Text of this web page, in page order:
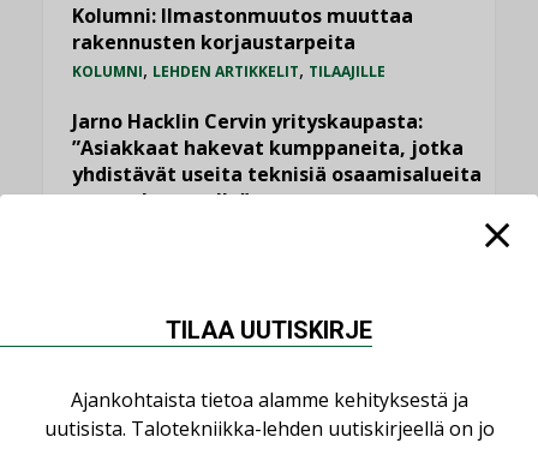
Kolumni: Ilmastonmuutos muuttaa
rakennusten korjaustarpeita
KOLUMNI, LEHDEN ARTIKKELIT, TILAAJILLE
Jarno Hacklin Cervin yrityskaupasta:
”Asiakkaat hakevat kumppaneita, jotka
yhdistävät useita teknisiä osaamisalueita
saman katon alle”
AJANKOHTAISTA,TILAAJILLE
vakiinnuttavat asemansa taloyhtiöissä
LEHDEN ARTIKKELIT,TILAAJILLE
TILAA UUTISKIRJE
Ajankohtaista tietoa alamme kehityksestä ja
uutisista. Talotekniikka-lehden uutiskirjeellä on jo